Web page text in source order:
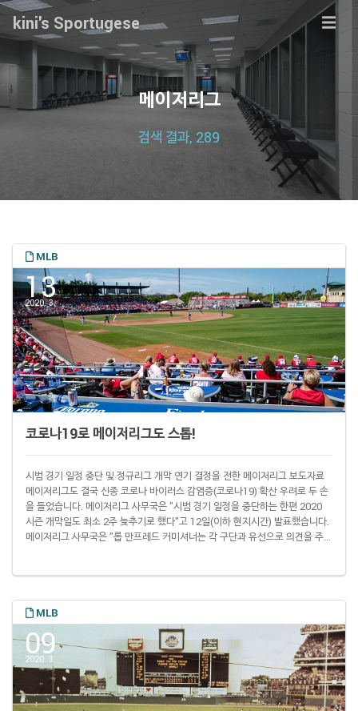
kini's Sportugese
메이저리그
검색 결과, 289
MLB
13
2020. 3.
코로나19로 메이저리그도 스톱!
시범 경기 일정 중단 및 정규리그 개막 연기 결정을 전한 메이저리그 보도자료
메이저리그도 결국 신종 코로나 바이러스 감염증(코로나19) 확산 우려로 두 손
을 들었습니다. 메이저리그 사무국은 "시범 경기 일정을 중단하는 한편 2020
시즌 개막일도 최소 2주 늦추기로 했다"고 12일(이하 현지시간) 발표했습니다.
메이저리그 사무국은 "롭 만프레드 커미셔너는 각 구단과 유선으로 의견을 주고
그 중단을 결정했다"고 덧붙였습니다. 메이저리그 사무국은 당장 이날 열릴 예
정..MLB
09
2020. 3.